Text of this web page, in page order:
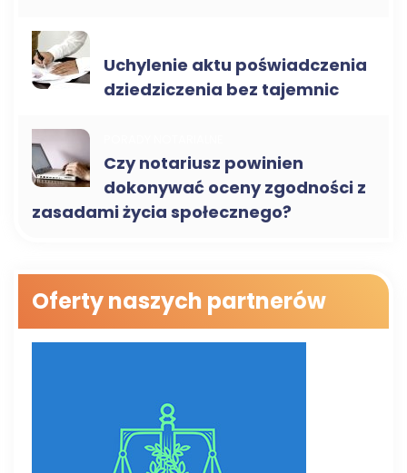
Uchylenie aktu poświadczenia
dziedziczenia bez tajemnic
Czy notariusz powinien
dokonywać oceny zgodności z
zasadami życia społecznego?
Oferty naszych partnerów